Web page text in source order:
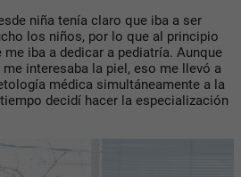
niña tenía claro que iba a ser
los niños, por lo que al principio
me iba a dedicar a pediatría. Aunque
interesaba la piel, eso me llevó a
médica simultáneamente a la
decidí hacer la especialización